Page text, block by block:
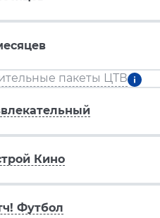
пакеты ЦТВ
Кино
Футбол